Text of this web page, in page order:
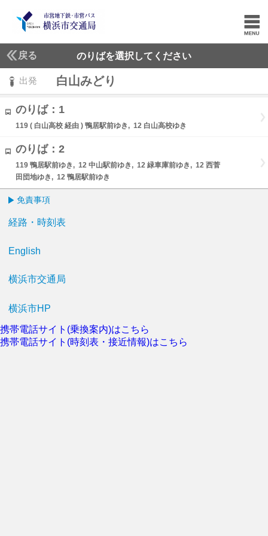
戻る のりばを選択してください
出発 白山みどり
のりば：1
119 ( 白山高校 経由 ) 鴨居駅前ゆき, 12 白山高校ゆき
のりば：2
119 鴨居駅前ゆき, 12 中山駅前ゆき, 12 緑車庫前ゆき, 12 西菅
田団地ゆき, 12 鴨居駅前ゆき
免責事項
経路・時刻表
English
横浜市交通局
横浜市HP
携帯電話サイト(乗換案内)はこちら
携帯電話サイト(時刻表・接近情報)はこちら